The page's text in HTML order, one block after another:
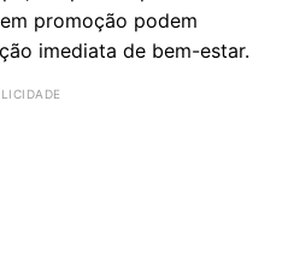
promoção podem
imediata de bem-estar.